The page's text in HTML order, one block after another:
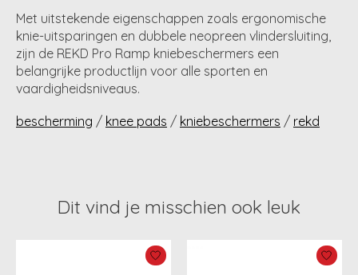
Met uitstekende eigenschappen zoals ergonomische
knie-uitsparingen en dubbele neopreen vlindersluiting,
zijn de REKD Pro Ramp kniebeschermers een
belangrijke productlijn voor alle sporten en
vaardigheidsniveaus.
bescherming / knee pads / kniebeschermers / rekd
Dit vind je misschien ook leuk
Items van productcarrousel